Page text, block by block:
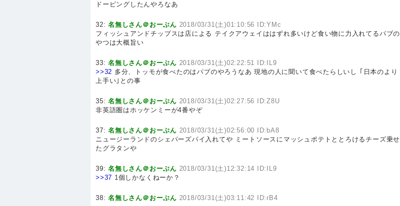
ドーピングしたんやろなあ
32:名無しさん＠おーぷん 2018/03/31(土)01:10:56 ID:YMc
フィッシュアンドチップスは店による テイクアウェイははずれ多いけど食い物に力入れてるパブの
やつは大概旨い
33:名無しさん＠おーぷん 2018/03/31(土)02:22:51 ID:IL9
>>32 多分、トッモが食べたのはパブのやろうなあ 現地の人に聞いて食べたらしいし ｢日本のより
上手い｣との事
35:名無しさん＠おーぷん 2018/03/31(土)02:27:56 ID:Z8U
非英語圏はホッケンミーが4番やぞ
37:名無しさん＠おーぷん 2018/03/31(土)02:56:00 ID:bA8
ニュージーランドのシェパーズパイ入れてや ミートソースにマッシュポテトととろけるチーズ乗せ
たグラタンや
39:名無しさん＠おーぷん 2018/03/31(土)12:32:14 ID:IL9
>>37 1個しかなくねーか？
38:名無しさん＠おーぷん 2018/03/31(土)03:11:42 ID:rB4